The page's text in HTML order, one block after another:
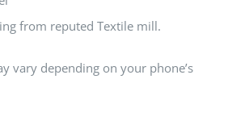
from reputed Textile mill.
vary depending on your phone’s